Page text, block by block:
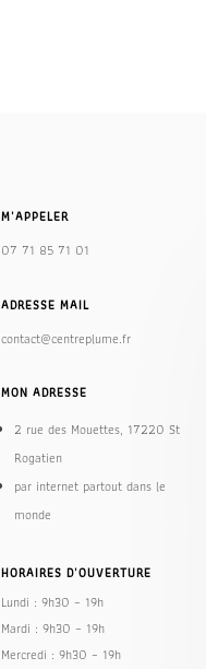
M'APPELER
07 71 85 71 01
ADRESSE MAIL
contact@centreplume.fr
MON ADRESSE
2 rue des Mouettes, 17220 St
Rogatien
par internet partout dans le
monde
HORAIRES D'OUVERTURE
Lundi : 9h30 – 19h
Mardi : 9h30 – 19h
Mercredi : 9h30 – 19h